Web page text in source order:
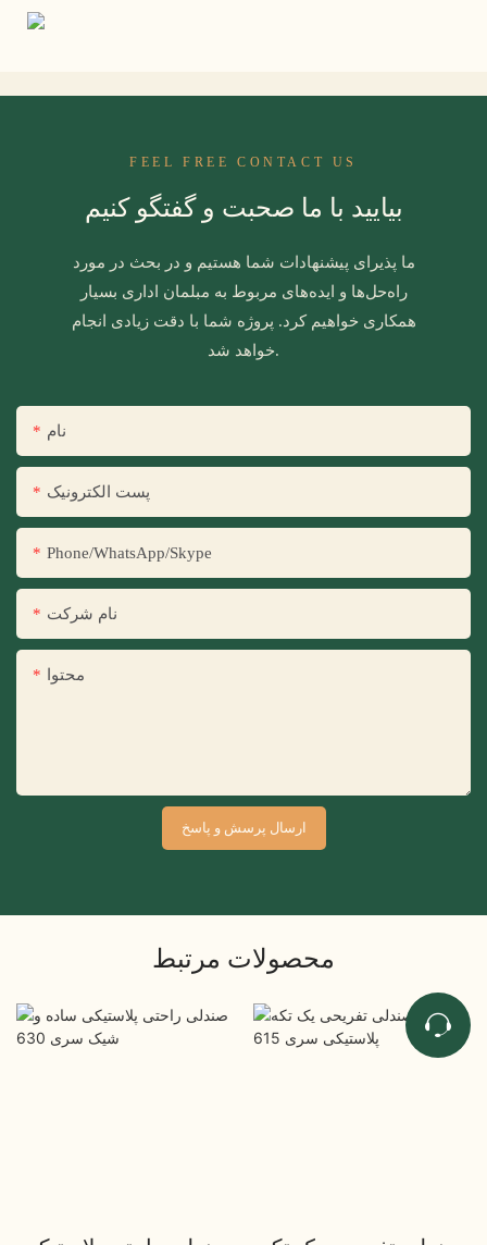
FEEL FREE CONTACT US
بیایید با ما صحبت و گفتگو کنیم
ما پذیرای پیشنهادات شما هستیم و در بحث در مورد
راه‌حل‌ها و ایده‌های مربوط به مبلمان اداری بسیار
همکاری خواهیم کرد. پروژه شما با دقت زیادی انجام
خواهد شد.
نام
پست الکترونیک
Phone/WhatsApp/Skype
نام شرکت
محتوا
ارسال پرسش و پاسخ
محصولات مرتبط